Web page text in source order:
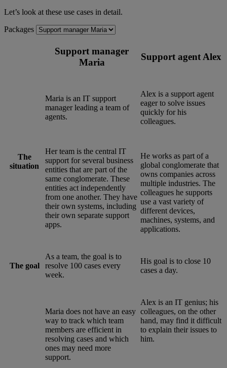
Let’s look at these use cases in detail.
Packages
Support manager
Maria
Support agent Alex
The
situation
Maria is an IT support
manager leading a team of
agents.
Her team is the central IT
support for several business
entities that are part of the
same conglomerate. These
entities act independently
from one another. They have
their own systems, including
their own separate support
apps.
Alex is a support agent
eager to solve issues
quickly for his
colleagues.
He works as part of a
global conglomerate that
owns companies across
multiple industries. The
colleagues he supports
use a vast variety of
different devices,
machines, systems, and
applications.
The goal
As a team, the goal is to
resolve 100 cases every
week.
His goal is to close 10
cases a day.
Maria does not have an easy
way to track which team
members are efficient in
resolving cases and which
ones may need more
support.
Alex is an IT genius; his
colleagues, on the other
hand, may find it difficult
to explain their issues to
him.